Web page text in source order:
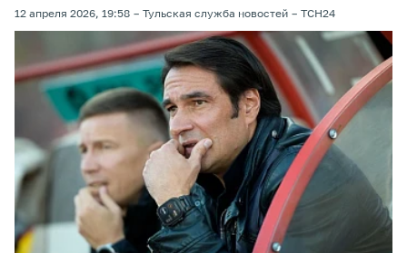
12 апреля 2026, 19:58 Тульская служба новостей ТСН24